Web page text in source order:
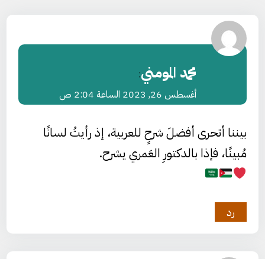
محمد المومني:
أغسطس 26, 2023 الساعة 2:04 ص
بيننا أتحرى أفضلَ شرحٍ للعربية، إذ رأيتُ لسانًا
مُبينًا، فإذا بالدكتورِ العَمري يشرح.
رد